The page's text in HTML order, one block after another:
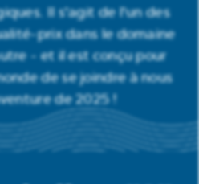
Il s'agit de l'un des
prix dans le domaine
- et il est conçu pour
de se joindre à nous
de 2025 !